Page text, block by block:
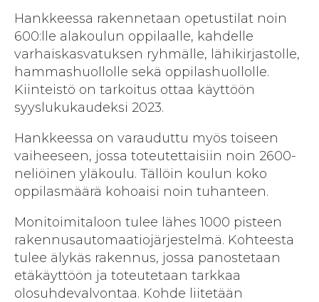
Hankkeessa rakennetaan opetustilat noin
600:lle alakoulun oppilaalle, kahdelle
varhaiskasvatuksen ryhmälle, lähikirjastolle,
hammashuollolle sekä oppilashuollolle.
Kiinteistö on tarkoitus ottaa käyttöön
syyslukukaudeksi 2023.
Hankkeessa on varauduttu myös toiseen
vaiheeseen, jossa toteutettaisiin noin 2600-
neliöinen yläkoulu. Tällöin koulun koko
oppilasmäärä kohoaisi noin tuhanteen.
Monitoimitaloon tulee lähes 1000 pisteen
rakennusautomaatiojärjestelmä. Kohteesta
tulee älykäs rakennus, jossa panostetaan
etäkäyttöön ja toteutetaan tarkkaa
olosuhdevalvontaa. Kohde liitetään